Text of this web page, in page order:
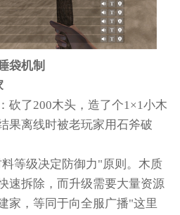
袋机制
砍了200木头，造了个1×1小木
果离线时被老玩家用石斧破
等级决定防御力"原则。木质
速拆除，而升级需要大量资源
家，等同于向全服广播"这里